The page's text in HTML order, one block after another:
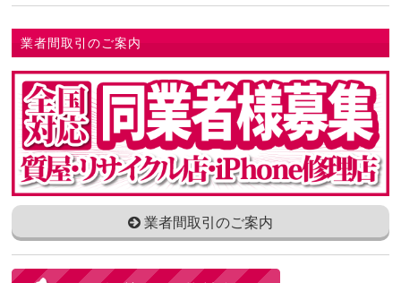
業者間取引のご案内
業者間取引のご案内